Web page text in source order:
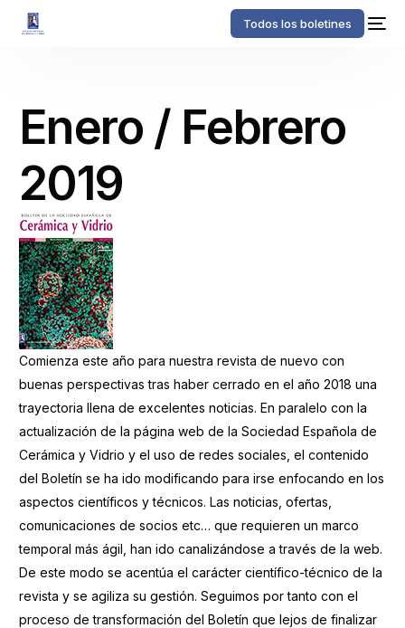
Todos los boletines
Enero / Febrero
2019
Comienza este año para nuestra revista de nuevo con
buenas perspectivas tras haber cerrado en el año 2018 una
trayectoria llena de excelentes noticias. En paralelo con la
actualización de la página web de la Sociedad Española de
Cerámica y Vidrio y el uso de redes sociales, el contenido
del Boletín se ha ido modificando para irse enfocando en los
aspectos científicos y técnicos. Las noticias, ofertas,
comunicaciones de socios etc… que requieren un marco
temporal más ágil, han ido canalizándose a través de la web.
De este modo se acentúa el carácter científico-técnico de la
revista y se agiliza su gestión. Seguimos por tanto con el
proceso de transformación del Boletín que lejos de finalizar